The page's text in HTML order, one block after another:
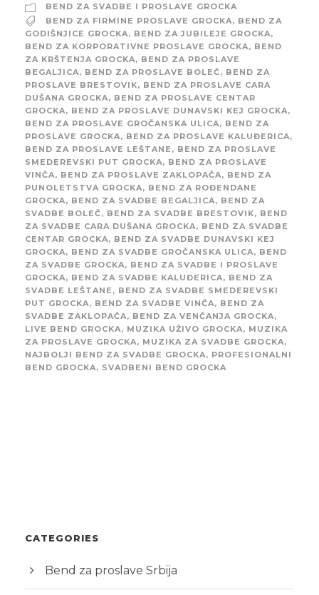
BEND ZA SVADBE I PROSLAVE GROCKA
BEND ZA FIRMINE PROSLAVE GROCKA, BEND ZA
GODIŠNJICE GROCKA, BEND ZA JUBILEJE GROCKA,
BEND ZA KORPORATIVNE PROSLAVE GROCKA, BEND
ZA KRŠTENJA GROCKA, BEND ZA PROSLAVE
BEGALJICA, BEND ZA PROSLAVE BOLEČ, BEND ZA
PROSLAVE BRESTOVIK, BEND ZA PROSLAVE CARA
DUŠANA GROCKA, BEND ZA PROSLAVE CENTAR
GROCKA, BEND ZA PROSLAVE DUNAVSKI KEJ GROCKA,
BEND ZA PROSLAVE GROČANSKA ULICA, BEND ZA
PROSLAVE GROCKA, BEND ZA PROSLAVE KALUĐERICA,
BEND ZA PROSLAVE LEŠTANE , BEND ZA PROSLAVE
SMEDEREVSKI PUT GROCKA, BEND ZA PROSLAVE
VINČA, BEND ZA PROSLAVE ZAKLOPAČA, BEND ZA
PUNOLETSTVA GROCKA, BEND ZA ROĐENDANE
GROCKA, BEND ZA SVADBE BEGALJICA, BEND ZA
SVADBE BOLEČ, BEND ZA SVADBE BRESTOVIK, BEND
ZA SVADBE CARA DUŠANA GROCKA, BEND ZA SVADBE
CENTAR GROCKA, BEND ZA SVADBE DUNAVSKI KEJ
GROCKA, BEND ZA SVADBE GROČANSKA ULICA, BEND
ZA SVADBE GROCKA, BEND ZA SVADBE I PROSLAVE
GROCKA, BEND ZA SVADBE KALUĐERICA, BEND ZA
SVADBE LEŠTANE , BEND ZA SVADBE SMEDEREVSKI
PUT GROCKA, BEND ZA SVADBE VINČA, BEND ZA
SVADBE ZAKLOPAČA, BEND ZA VENČANJA GROCKA,
LIVE BEND GROCKA, MUZIKA UŽIVO GROCKA, MUZIKA
ZA PROSLAVE GROCKA, MUZIKA ZA SVADBE GROCKA,
NAJBOLJI BEND ZA SVADBE GROCKA, PROFESIONALNI
BEND GROCKA, SVADBENI BEND GROCKA
CATEGORIES
Bend za proslave Srbija